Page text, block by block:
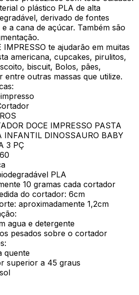
o plástico PLA de alta
derivado de fontes
a cana de açúcar. Também são
IMPRESSO te ajudarão em muitas
americana, cupcakes, pirulitos,
biscuit, Bolos, pães,
entre outras massas que utilize.
DOCE IMPRESSO PASTA
INFANTIL DINOSSAURO BABY
3 PÇ
PLA
10 gramas cada cortador
do cortador: 6cm
aproximadamente 1,2cm
agua e detergente
pesados sobre o cortador
quente
superior a 45 graus